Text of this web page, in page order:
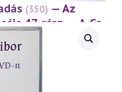
(350) — Az
47. rész – „A-Cs